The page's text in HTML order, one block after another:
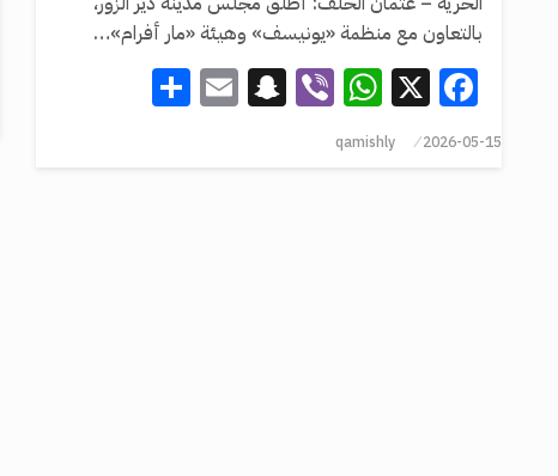
بالتعاون مع منظمة «يونيسف» وهيئة «مار أفرام»…
Facebook
X
WhatsApp
Viber
Snapchat
Email
2026-05-15
qamishly